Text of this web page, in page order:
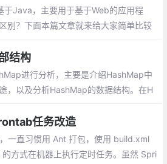
于Java，主要用于基于Web的应用程
别？下面本篇文章就来给大家简单比较
结构
进行分析，主要是介绍HashMap中
，以及分析HashMap的数据结构。在H
下面是它们的介绍：
任务改造
一直习惯用 Ant 打包，使用 build.xml
方式在机器上执行定时任务。虽然 Spri